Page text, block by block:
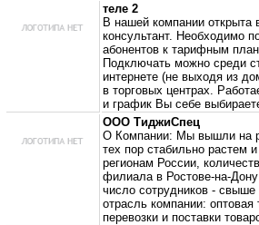
теле 2
В нашей компании открыта
консультант. Необходимо
абонентов к тарифным
Подключать можно среди
интернете (не выходя из
в торговых центрах.
и график Вы себе
ООО ТиджиСпец
О Компании: Мы вышли на
тех пор стабильно растем
регионам России,
филиала в Ростове-на-
число сотрудников - свыше
отрасль компании: оптовая
перевозки и поставки